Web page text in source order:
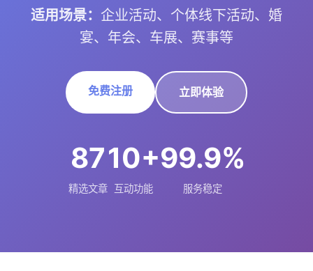
适用场景： 企业活动、个体线下活动、婚
宴、年会、车展、赛事等
免费注册 立即体验
87
精选文章
10+
互动功能
99.9%
服务稳定